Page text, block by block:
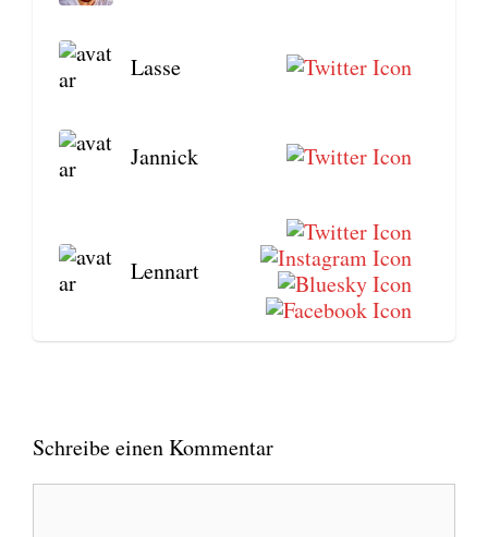
Las­se
Jan­nick
Lenn­art
Schreibe einen Kommentar